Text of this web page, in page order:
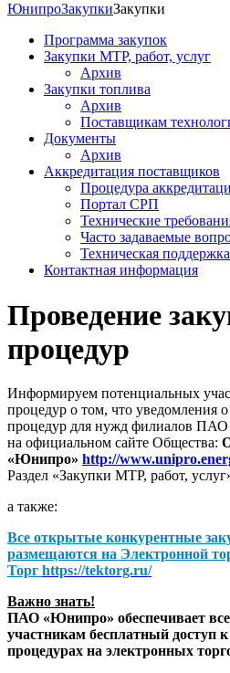
ЮнипроЗакупкиЗакупки
Программа закупок
Закупки МТР, работ, услуг
Архив
Закупки топлива
Архив
Поставщикам
Документы
Архив
Аккредитация поставщиков
Процедура
Портал СРП
Технические
Часто задаваемые
Техническая поддержка
Контактная информация
Проведение
процедур
Информируем потенциальных
процедур о том, что уведомления
процедур для нужд филиалов
на официальном сайте Общества:
«Юнипро» http://
Раздел «Закупки МТР, работ,
а также:
Все открытые конкурентные
размещаются на Электронной
Торг https://tektorg.ru/
Важно знать!
ПАО «Юнипро» обеспечивает
участникам бесплатный доступ
процедурах на электронных